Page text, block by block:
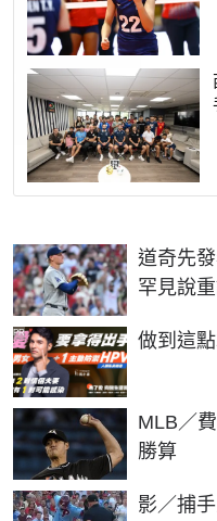
道奇先
罕見說
做到這
PR
MLB／
勝算
影／捕